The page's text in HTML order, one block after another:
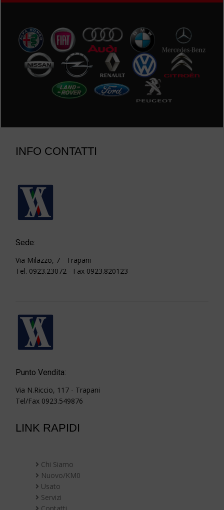
INFO CONTATTI
Sede:
Via Milazzo, 7 - Trapani
Tel. 0923.23072 - Fax 0923.820123
Punto Vendita:
Via N.Riccio, 117 - Trapani
Tel/Fax 0923.549876
LINK RAPIDI
Chi Siamo
Nuovo/KM0
Usato
Servizi